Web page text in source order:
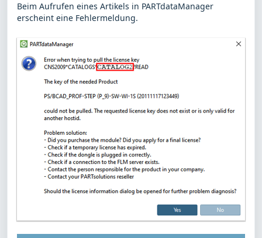
Beim Aufrufen eines Artikels in PARTdataManager
erscheint eine Fehlermeldung.